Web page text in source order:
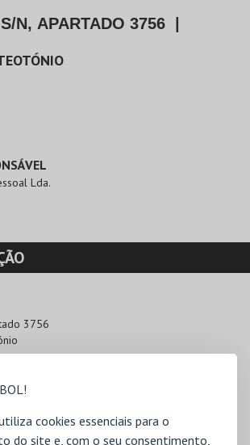
cookies essenciais para o
do site e, com o seu consentimento,
N, APARTADO 3756
Lda.
3756